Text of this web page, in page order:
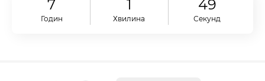
7
Годин
1
Хвилина
48
Секунд